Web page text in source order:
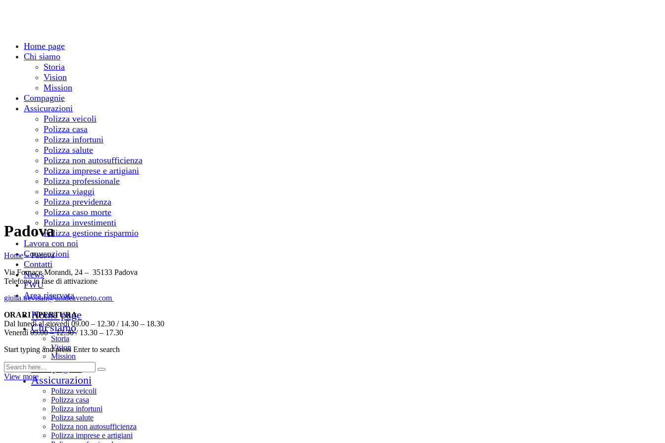
Home page
Chi siamo
Storia
Vision
Mission
Compagnie
Assicurazioni
Polizza veicoli
Polizza casa
Polizza infortuni
Polizza salute
Polizza non autosufficienza
Polizza imprese e artigiani
Polizza professionale
Polizza viaggi
Polizza previdenza
Polizza caso morte
Polizza investimenti
Polizza gestione risparmio
Lavora con noi
Convenzioni
Contatti
News
FWU
Area riservata
Home page
Chi siamo
Storia
Vision
Mission
Compagnie
Assicurazioni
Polizza veicoli
Polizza casa
Polizza infortuni
Polizza salute
Polizza non autosufficienza
Polizza imprese e artigiani
Padova
Home»Padova
Via Fornace Morandi, 24 – 35133 Padova
Telefono in fase di attivazione
giulia.trevisan@unideaveneto.com
ORARI APERTURA
Dal lunedì al giovedì 09.00 – 12.30 / 14.30 – 18.30
Venerdì 09.00 – 12.30 / 13.30 – 17.30
Start typing and press Enter to search
View more